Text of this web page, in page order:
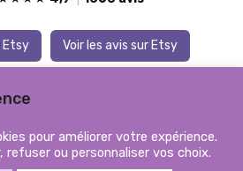
Etsy
Voir les avis sur Etsy
Vérifié
suis contente je ne regrette pas
pour améliorer votre expérience.
refuser ou personnaliser vos choix.